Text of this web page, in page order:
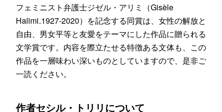
フェミニスト弁護士ジゼル・アリミ（Gisèle
Halimi₋1927-2020）を記念する同賞は、女性の解放と
自由、男女平等と友愛をテーマにした作品に贈られる
文学賞です。内容を際立たせる特徴ある文体も、この
作品を一層味わい深いものとしていますので、是非ご
一読ください。
作者セシル・トリリについて